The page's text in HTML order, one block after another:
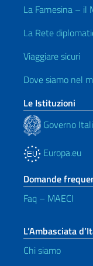
La Farnesina – il
La Rete
Viaggiare sicuri
Dove siamo nel
Le Istituzioni
Governo
Europa.eu
Domande
Faq – MAECI
L’Ambasciata
Chi siamo